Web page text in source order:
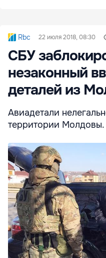
Rbc 22 июля 2018, 08:30
СБУ
незаконный
деталей из
Авиадетали
территории Молдовы.